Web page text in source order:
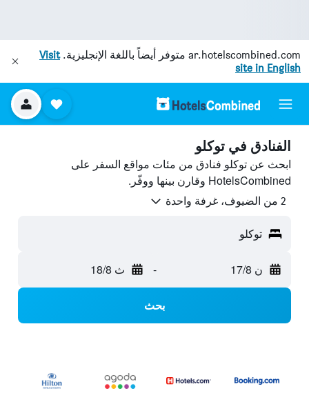
ar.hotelscombined.com متوفر أيضاً باللغة الإنجليزية.Visit
site in English
الفنادق في توكلو
ابحث عن توكلو فنادق من مئات مواقع السفر على
HotelsCombined وقارن بينها ووفّر.
2 من الضيوف، غرفة واحدة
توكلو
ن 17/8 - ث 18/8
بحث